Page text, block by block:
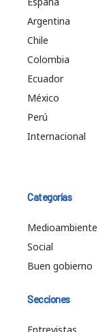
Argentina
Chile
Colombia
Ecuador
México
Perú
Internacional
Categorías
Medioambiente
Social
Buen gobierno
Secciones